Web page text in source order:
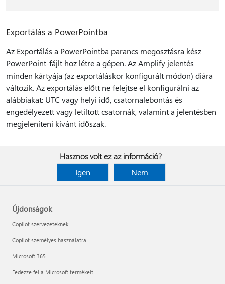
Exportálás a PowerPointba
Az Exportálás a PowerPointba parancs megosztásra kész
PowerPoint-fájlt hoz létre a gépen. Az Amplify jelentés
minden kártyája (az exportáláskor konfigurált módon) diára
változik. Az exportálás előtt ne felejtse el konfigurálni az
alábbiakat: UTC vagy helyi idő, csatornalebontás és
engedélyezett vagy letiltott csatornák, valamint a jelentésben
megjeleníteni kívánt időszak.
Hasznos volt ez az információ?
Igen
Nem
Újdonságok
Copilot szervezeteknek
Copilot személyes használatra
Microsoft 365
Fedezze fel a Microsoft termékeit